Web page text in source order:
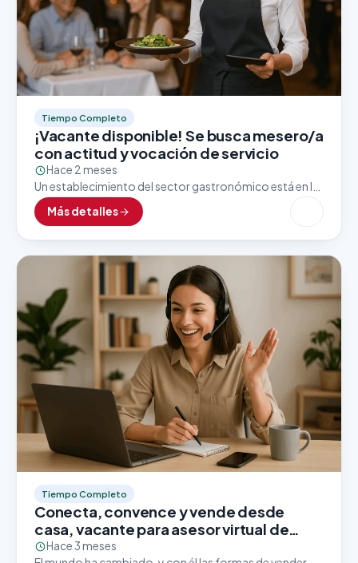
Tiempo Completo
¡Vacante disponible! Se busca mesero/a
con actitud y vocación de servicio
Hace 2 meses
Un establecimiento del sector gastronómico está en la
búsqueda activa de un/a mesero/a con excelente
presentación, trato amable y enfoque al cliente. Esta
vacante…
Más detalles
Tiempo Completo
Conecta, convence y vende desde
casa, vacante para asesor virtual de
ventas
Hace 3 meses